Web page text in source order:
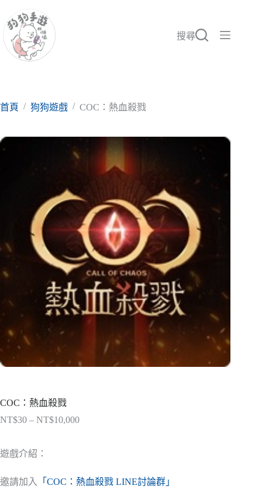
至
要
搜尋
首頁 / 狗狗遊戲 / COC：熱血殺戮
COC：熱血殺戮
NT$30 – NT$10,000價
NT$30
到
遊戲介紹：
邀請加入 「COC：熱血殺戮 LINE討論群」